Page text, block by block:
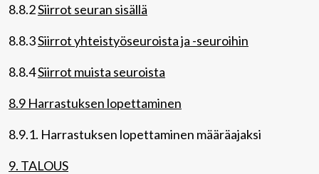
8.8.2Siirrot seuran sisällä
8.8.3Siirrot yhteistyöseuroista ja -seuroihin
8.8.4Siirrot muista seuroista
8.9 Harrastuksen lopettaminen
8.9.1. Harrastuksen lopettaminen määräajaksi
9. TALOUS